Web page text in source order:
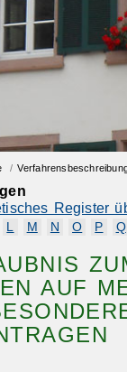
/
Register
L M N O P Q
AUF